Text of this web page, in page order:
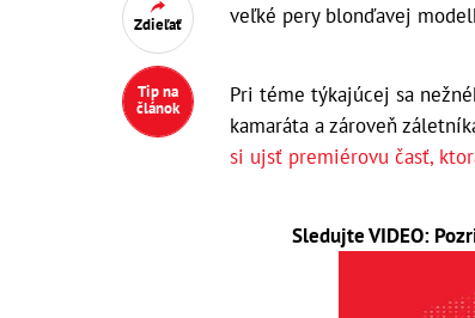
Zdieľať
Tip na
článok
veľké pery blonďavej
Pri téme týkajúcej sa
kamaráta a zároveň
si ujsť premiérovu časť,
Sledujte VIDEO: